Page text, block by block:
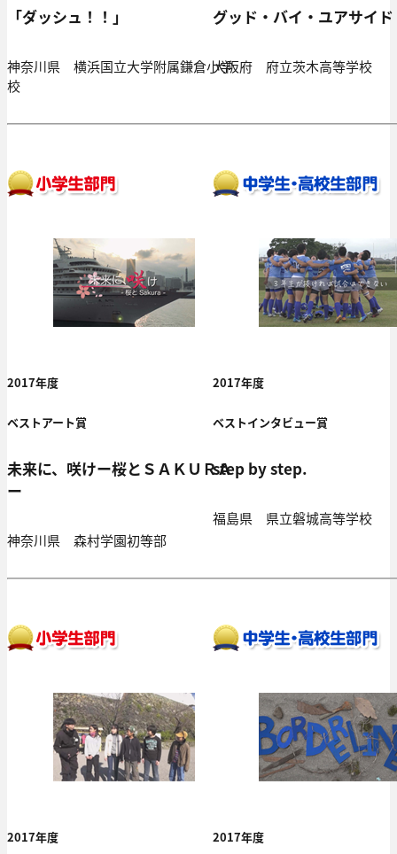
「ダッシュ！！」
神奈川県 横浜国立大学附属鎌倉小学
校
グッド・バイ・ユアサイド
大阪府 府立茨木高等学校
2017年度
ベストアート賞
未来に、咲けー桜とＳＡＫＵＲＡ
ー
神奈川県 森村学園初等部
2017年度
ベストインタビュー賞
step by step.
福島県 県立磐城高等学校
2017年度 2017年度